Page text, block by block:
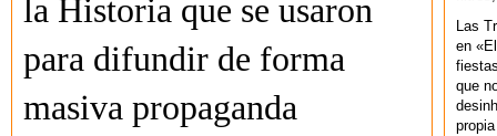
la Historia que se usaron
para difundir de forma
masiva propaganda
Las
en
que